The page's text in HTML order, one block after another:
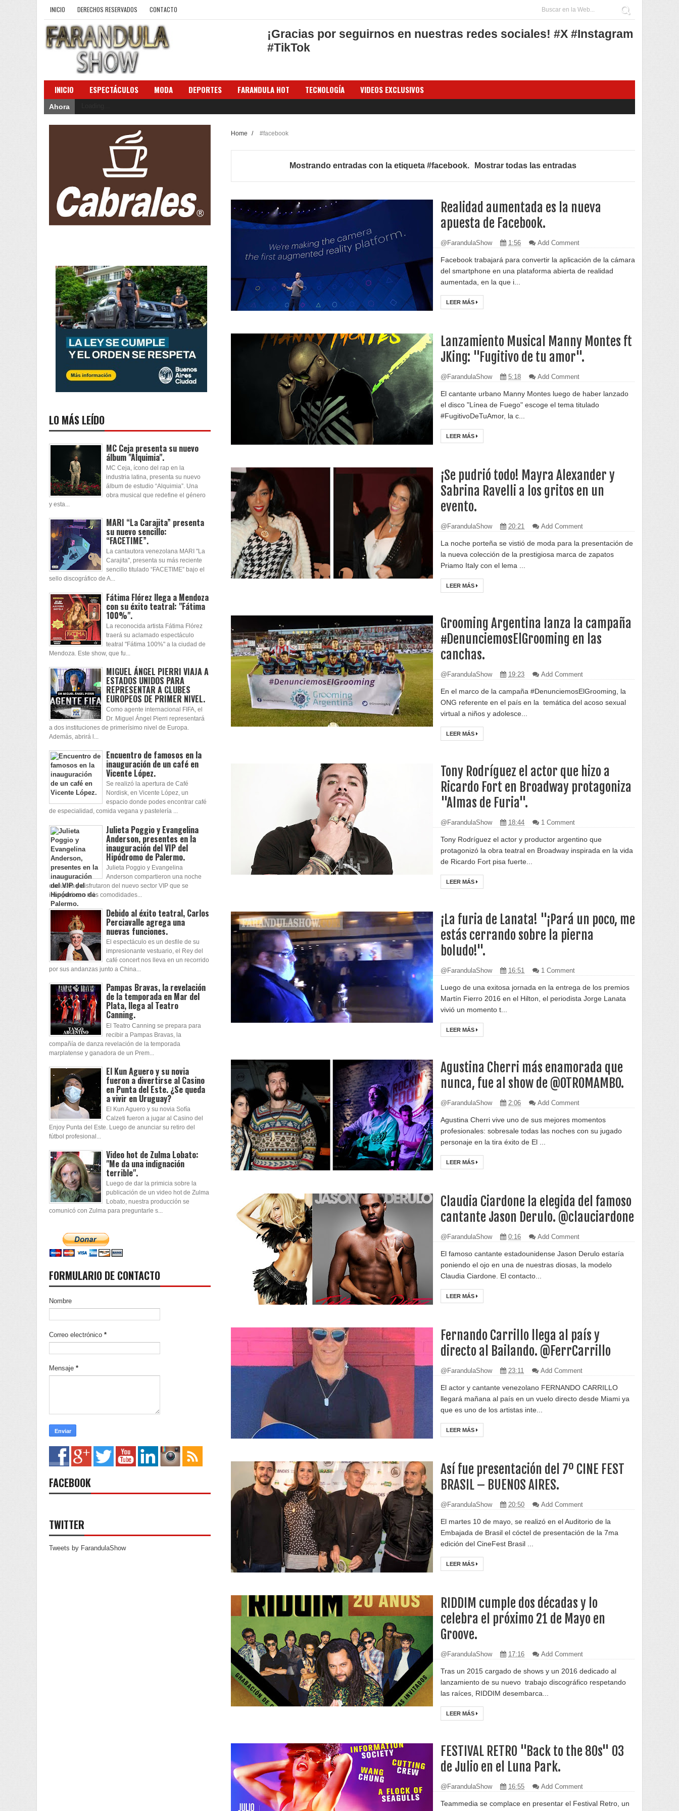
INICIO DERECHOS RESERVADOS CONTACTO
¡Gracias por seguirnos en nuestras redes sociales! #X #Instagram
#TikTok
INICIO ESPECTÁCULOS MODA DEPORTES FARANDULA HOT TECNOLOGÍA VIDEOS EXCLUSIVOS
Ahora
Home / #facebook
Mostrando entradas con la etiqueta#facebook. Mostrar todas las entradas
Realidad aumentada es la nueva
apuesta de Facebook.
@FarandulaShow 1:56 Add Comment
Facebook trabajará para convertir la aplicación de la cámara
del smartphone en una plataforma abierta de realidad
aumentada, en la que i...
LEER MÁS
Lanzamiento Musical Manny Montes ft
JKing: "Fugitivo de tu amor".
@FarandulaShow 5:18 Add Comment
El cantante urbano Manny Montes luego de haber lanzado
el disco "Línea de Fuego" escoge el tema titulado
#FugitivoDeTuAmor, la c...
LEER MÁS
¡Se pudrió todo! Mayra Alexander y
Sabrina Ravelli a los gritos en un
evento.
@FarandulaShow 20:21 Add Comment
La noche porteña se vistió de moda para la presentación de
la nueva colección de la prestigiosa marca de zapatos
Priamo Italy con el lema ...
LEER MÁS
Grooming Argentina lanza la campaña
#DenunciemosElGrooming en las
canchas.
@FarandulaShow 19:23 Add Comment
En el marco de la campaña #DenunciemosElGrooming, la
ONG referente en el país en la temática del acoso sexual
virtual a niños y adolesce...
LEER MÁS
Tony Rodríguez el actor que hizo a
Ricardo Fort en Broadway protagoniza
"Almas de Furia".
@FarandulaShow 18:44 1 Comment
Tony Rodríguez el actor y productor argentino que
protagonizó la obra teatral en Broadway inspirada en la vida
de Ricardo Fort pisa fuerte...
LEER MÁS
¡La furia de Lanata! "¡Pará un poco, me
estás cerrando sobre la pierna
boludo!".
@FarandulaShow 16:51 1 Comment
Luego de una exitosa jornada en la entrega de los premios
Martín Fierro 2016 en el Hilton, el periodista Jorge Lanata
vivió un momento t...
LEER MÁS
Agustina Cherri más enamorada que
nunca, fue al show de @OTROMAMBO.
@FarandulaShow 2:06 Add Comment
Agustina Cherri vive uno de sus mejores momentos
profesionales: sobresale todas las noches con su jugado
personaje en la tira éxito de El ...
LEER MÁS
Claudia Ciardone la elegida del famoso
cantante Jason Derulo. @clauciardone
@FarandulaShow 0:16 Add Comment
El famoso cantante estadounidense Jason Derulo estaría
poniendo el ojo en una de nuestras diosas, la modelo
Claudia Ciardone. El contacto...
LEER MÁS
Fernando Carrillo llega al país y
directo al Bailando. @FerrCarrillo
@FarandulaShow 23:11 Add Comment
El actor y cantante venezolano FERNANDO CARRILLO
llegará mañana al país en un vuelo directo desde Miami ya
que es uno de los artistas inte...
LEER MÁS
Así fue presentación del 7º CINE FEST
BRASIL – BUENOS AIRES.
@FarandulaShow 20:50 Add Comment
El martes 10 de mayo, se realizó en el Auditorio de la
Embajada de Brasil el cóctel de presentación de la 7ma
edición del CineFest Brasil ...
LEER MÁS
RIDDIM cumple dos décadas y lo
celebra el próximo 21 de Mayo en
Groove.
@FarandulaShow 17:16 Add Comment
Tras un 2015 cargado de shows y un 2016 dedicado al
lanzamiento de su nuevo trabajo discográfico respetando
las raíces, RIDDIM desembarca...
LEER MÁS
FESTIVAL RETRO "Back to the 80s" 03
de Julio en el Luna Park.
@FarandulaShow 16:55 Add Comment
Teammedia se complace en presentar el Festival Retro, un
LO MÁS LEÍDO
MC Ceja presenta su nuevo
álbum "Alquimia".
MC Ceja, ícono del rap en la
industria latina, presenta su nuevo
álbum de estudio “Alquimia”. Una
obra musical que redefine el género
y esta...
MARI “La Carajita” presenta
su nuevo sencillo:
“FACETIME”.
La cantautora venezolana MARI "La
Carajita", presenta su más reciente
sencillo titulado “FACETIME” bajo el
sello discográfico de A...
Fátima Flórez llega a Mendoza
con su éxito teatral: "Fátima
100%".
La reconocida artista Fátima Flórez
traerá su aclamado espectáculo
teatral "Fátima 100%" a la ciudad de
Mendoza. Este show, que fu...
MIGUEL ÁNGEL PIERRI VIAJA A
ESTADOS UNIDOS PARA
REPRESENTAR A CLUBES
EUROPEOS DE PRIMER NIVEL.
Como agente internacional FIFA, el
Dr. Miguel Ángel Pierri representará
a dos instituciones de primerísimo nivel de Europa.
Además, abrirá l...
Encuentro de famosos en la
inauguración de un café en
Vicente López.
Se realizó la apertura de Café
Nordisk, en Vicente López, un
espacio donde podes encontrar café
de especialidad, comida vegana y pastelería ...
Julieta Poggio y Evangelina
Anderson, presentes en la
inauguración del VIP del
Hipódromo de Palermo.
Julieta Poggio y Evangelina
Anderson compartieron una noche
exclusiva y disfrutaron del nuevo sector VIP que se
inauguró con más comodidades...
Debido al éxito teatral, Carlos
Perciavalle agrega una
nuevas funciones.
El espectáculo es un desfile de su
impresionante vestuario, el Rey del
café concert nos lleva en un recorrido
por sus andanzas junto a China...
Pampas Bravas, la revelación
de la temporada en Mar del
Plata, llega al Teatro
Canning.
El Teatro Canning se prepara para
recibir a Pampas Bravas, la
compañía de danza revelación de la temporada
marplatense y ganadora de un Prem...
El Kun Aguero y su novia
fueron a divertirse al Casino
en Punta del Este. ¿Se queda
a vivir en Uruguay?
El Kun Aguero y su novia Sofía
Calzeti fueron a jugar al Casino del
Enjoy Punta del Este. Luego de anunciar su retiro del
fútbol profesional...
Video hot de Zulma Lobato:
"Me da una indignación
terrible".
Luego de dar la primicia sobre la
publicación de un video hot de Zulma
Lobato, nuestra producción se
comunicó con Zulma para preguntarle s...
FORMULARIO DE CONTACTO
Nombre
Correo electrónico *
Mensaje *
FACEBOOK
TWITTER
Tweets by FarandulaShow